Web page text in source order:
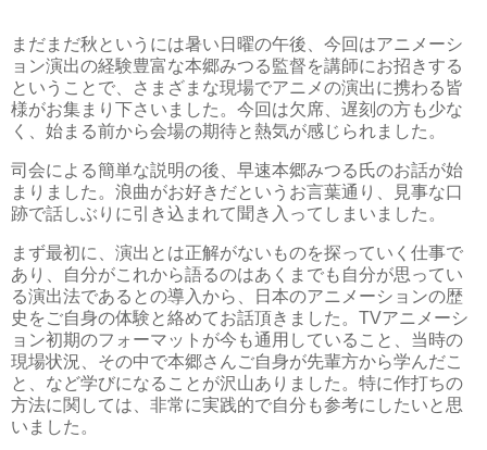
まだまだ秋というには暑い日曜の午後、今回はアニメーシ
ョン演出の経験豊富な本郷みつる監督を講師にお招きする
ということで、さまざまな現場でアニメの演出に携わる皆
様がお集まり下さいました。今回は欠席、遅刻の方も少な
く、始まる前から会場の期待と熱気が感じられました。
司会による簡単な説明の後、早速本郷みつる氏のお話が始
まりました。浪曲がお好きだというお言葉通り、見事な口
跡で話しぶりに引き込まれて聞き入ってしまいました。
まず最初に、演出とは正解がないものを探っていく仕事で
あり、自分がこれから語るのはあくまでも自分が思ってい
る演出法であるとの導入から、日本のアニメーションの歴
史をご自身の体験と絡めてお話頂きました。TVアニメーシ
ョン初期のフォーマットが今も通用していること、当時の
現場状況、その中で本郷さんご自身が先輩方から学んだこ
と、など学びになることが沢山ありました。特に作打ちの
方法に関しては、非常に実践的で自分も参考にしたいと思
いました。